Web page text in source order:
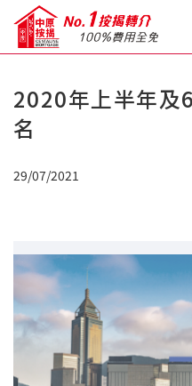
關於我們
免費開戶轉介服務
私人貸款
2020年上半年及
名
29/07/2021